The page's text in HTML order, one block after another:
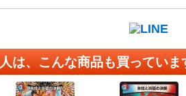
は、こんな商品も買っていま